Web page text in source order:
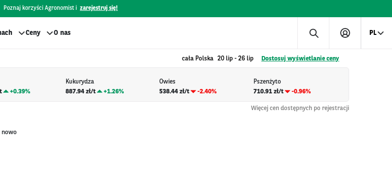
Poznaj korzyści Agronomist i zarejestruj się!
Ceny O nas PL
cała Polska 20 lip - 26 lip Dostosuj wyświetlanie ceny
+0.39%
Kukurydza
887.94 zł/t
+1.26%
Owies
538.44 zł/t
-2.40%
Pszenżyto
710.91 zł/t
-0.96%
Więcej cen dostępnych po rejestracji
nowo